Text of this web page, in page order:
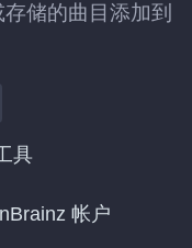
储的曲目添加到
具
帐户